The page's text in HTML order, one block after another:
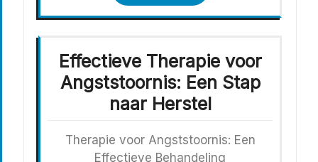
Effectieve Therapie voor
Angststoornis: Een Stap
naar Herstel
Therapie voor Angststoornis: Een
Effectieve Behandeling